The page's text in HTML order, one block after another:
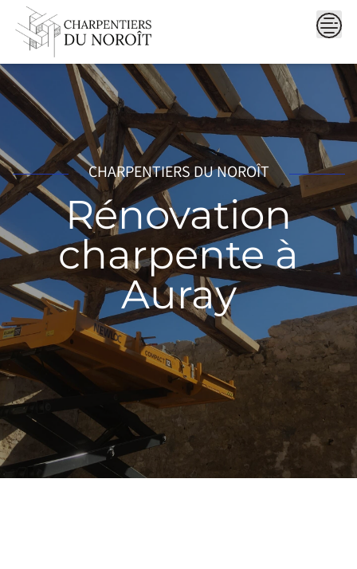
content
CHARPENTIERS DU NOROÎT
Rénovation
charpente à
Auray